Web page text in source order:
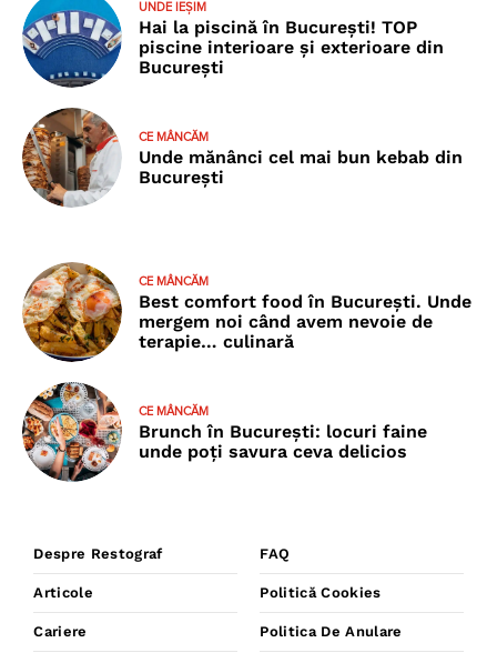
UNDE IEȘIM
Hai la piscină în București! TOP
piscine interioare și exterioare din
București
CE MÂNCĂM
Unde mănânci cel mai bun kebab din
București
CE MÂNCĂM
Best comfort food în București. Unde
mergem noi când avem nevoie de
terapie… culinară
CE MÂNCĂM
Brunch în București: locuri faine
unde poţi savura ceva delicios
Despre Restograf
Articole
Cariere
FAQ
Politică Cookies
Politica De Anulare